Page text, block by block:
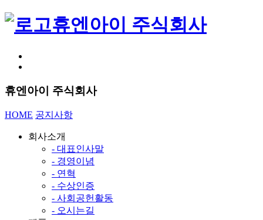
휴엔아이 주식회사
휴엔아이 주식회사
HOME 공지사항
회사소개
- 대표인사말
- 경영이념
- 연혁
- 수상인증
- 사회공헌활동
- 오시는길